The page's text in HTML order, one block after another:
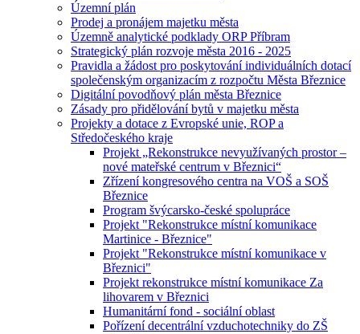
Územní plán
Prodej a pronájem majetku města
Územně analytické podklady ORP Příbram
Strategický plán rozvoje města 2016 - 2025
Pravidla a žádost pro poskytování individuálních dotací
společenským organizacím z rozpočtu Města Březnice
Digitální povodňový plán města Březnice
Zásady pro přidělování bytů v majetku města
Projekty a dotace z Evropské unie, ROP a
Středočeského kraje
Projekt „Rekonstrukce nevyužívaných prostor –
nové mateřské centrum v Březnici“
Zřízení kongresového centra na VOŠ a SOŠ
Březnice
Program švýcarsko-české spolupráce
Projekt "Rekonstrukce místní komunikace
Martinice - Březnice"
Projekt "Rekonstrukce místní komunikace v
Březnici"
Projekt rekonstrukce místní komunikace Za
lihovarem v Březnici
Humanitární fond - sociální oblast
Pořízení decentrální vzduchotechniky do ZŠ